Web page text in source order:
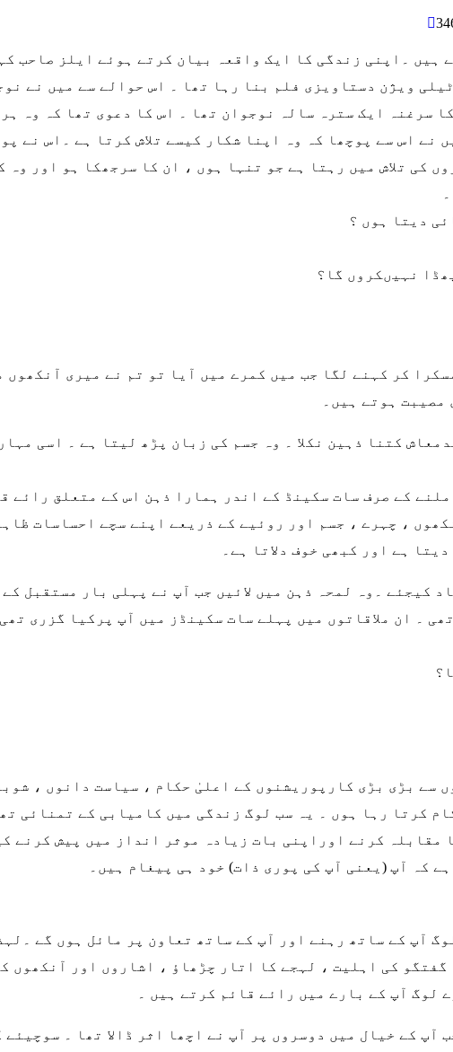
ہیں ۔اپنی زندگی کا ایک واقعہ بیان کرتے ہوئے ایلز صاحب
ویژن دستاویزی فلم بنا رہا تھا ۔ اس حوالے سے میں نے
سرغنہ ایک سترہ سالہ نوجوان تھا ۔ اس کا دعوی تھا کہ وہ
نے اس سے پوچھا کہ وہ اپنا شکار کیسے تلاش کرتا ہے ۔اس نے
کی تلاش میں رہتا ہے جو تنہا ہوں ، ان کا سرجھکا ہو اور وہ
دیتا ہوں ؟
نہیںکروں گا؟
کر کہنے لگا جب میں کمرے میں آیا تو تم نے میری
ہوتے ہیں۔
کتنا ذہین نکلا ۔ وہ جسم کی زبان پڑھ لیتا ہے ۔ اسی
کے صرف سات سکینڈ کے اندر ہمارا ذہن اس کے متعلق رائے
، چہرے ، جسم اور روئیے کے ذریعے اپنے سچے احساسات
ہے اور کبھی خوف دلاتا ہے۔
کیجئے ۔وہ لمحہ ذہن میں لائیں جب آپ نے پہلی بار مستقبل
۔ ان ملاقاتوں میں پہلے سات سکینڈز میں آپ پرکیا گزری
سے بڑی بڑی کارپوریشنوں کے اعلیٰ حکام ، سیاست دانوں ،
کرتا رہا ہوں ۔ یہ سب لوگ زندگی میں کامیابی کے تمنائی
مقابلہ کرنے اوراپنی بات زیادہ موثر انداز میں پیش کرنے
کہ آپ (یعنی آپ کی پوری ذات) خود ہی پیغام ہیں۔
آپ کے ساتھ رہنے اور آپ کے ساتھ تعاون پر مائل ہوں گے
کی اہلیت ، لہجے کا اتار چڑھاؤ ، اشاروں اور آنکھوں
لوگ آپ کے بارے میں رائے قائم کرتے ہیں ۔
آپ کے خیال میں دوسروں پر آپ نے اچھا اثر ڈالا تھا ۔